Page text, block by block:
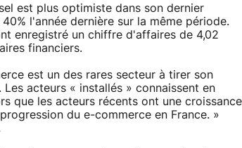
est plus optimiste dans son dernier
l'année dernière sur la même période.
enregistré un chiffre d'affaires de 4,02
financiers.
est un des rares secteur à tirer son
acteurs « installés » connaissent en
que les acteurs récents ont une croissance
du e-commerce en France. »